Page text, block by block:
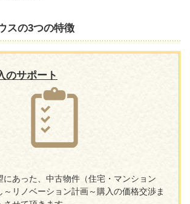
スの3つの特徴
のサポート
にあった、中古物件（住宅・マンション
～リノベーション計画～購入の価格交渉ま